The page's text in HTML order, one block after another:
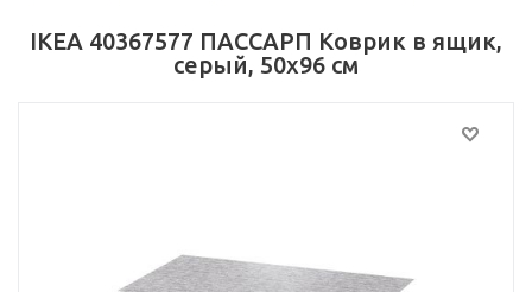
IKEA 40367577 ПАССАРП Коврик в ящик,
серый, 50x96 см